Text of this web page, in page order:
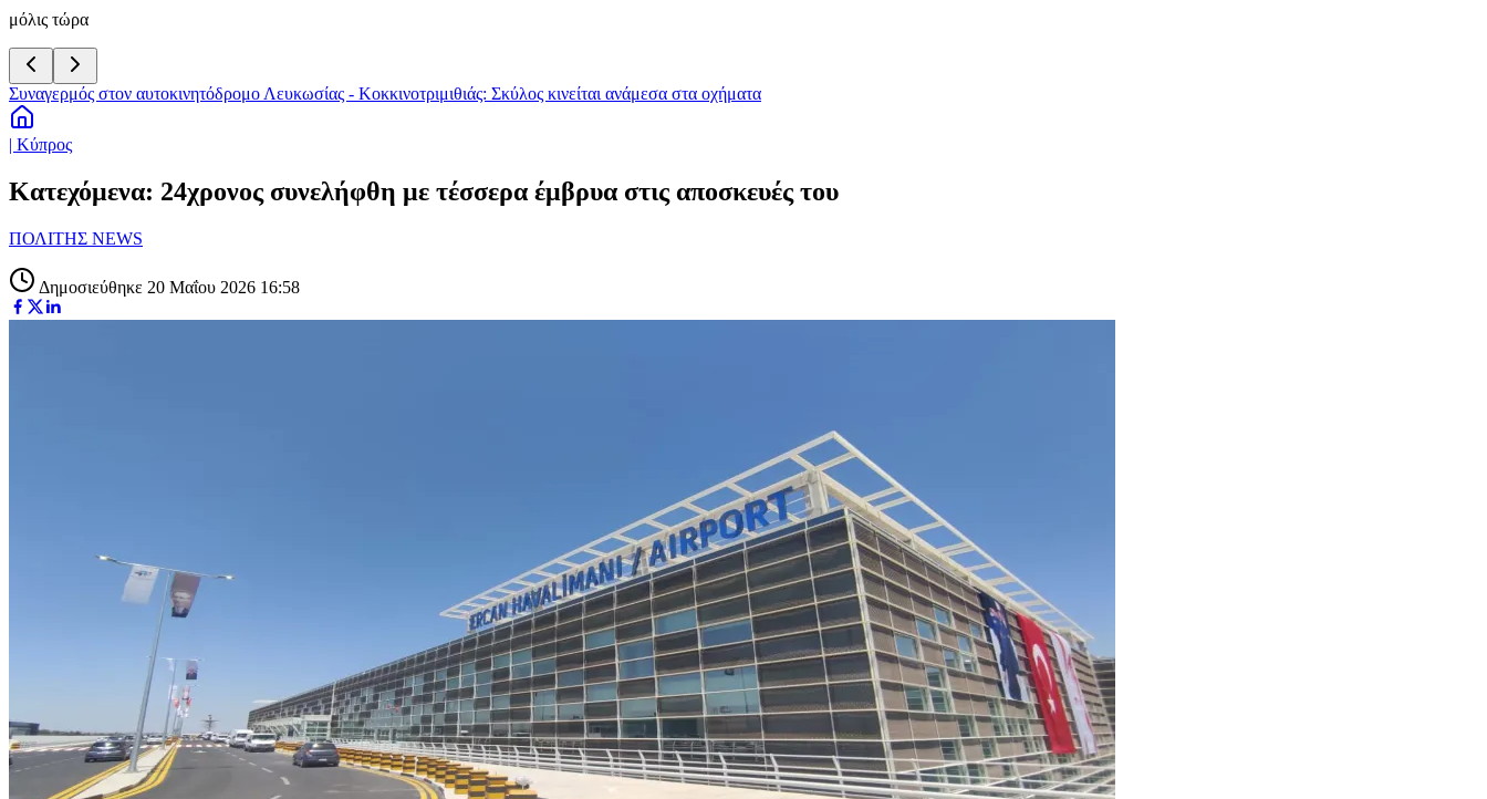
μόλις τώρα
Συναγερμός στον αυτοκινητόδρομο Λευκωσίας - Κοκκινοτριμιθιάς: Σκύλος κινείται ανάμεσα στα οχήματα
| Κύπρος
Κατεχόμενα: 24χρονος συνελήφθη με τέσσερα έμβρυα στις αποσκευές του
ΠΟΛΙΤΗΣ NEWS
Δημοσιεύθηκε 20 Μαΐου 2026 16:58